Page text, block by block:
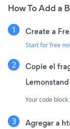
How To Add a
Create a
Start for free
Copie el
Lemonstand
Your code
Agregar a